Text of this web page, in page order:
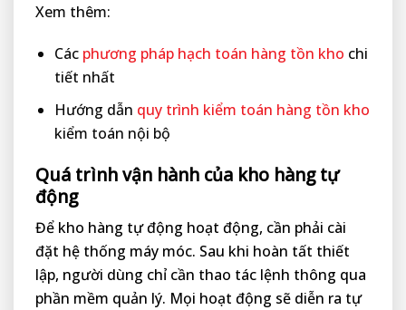
Xem thêm:
Các phương pháp hạch toán hàng tồn kho chi
tiết nhất
Hướng dẫn quy trình kiểm toán hàng tồn kho
kiểm toán nội bộ
Quá trình vận hành của kho hàng tự
động
Để kho hàng tự động hoạt động, cần phải cài
đặt hệ thống máy móc. Sau khi hoàn tất thiết
lập, người dùng chỉ cần thao tác lệnh thông qua
phần mềm quản lý. Mọi hoạt động sẽ diễn ra tự